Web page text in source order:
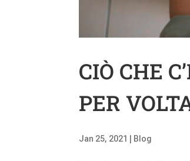
CIÒ CHE
PER
Jan 25, 2021 Blog